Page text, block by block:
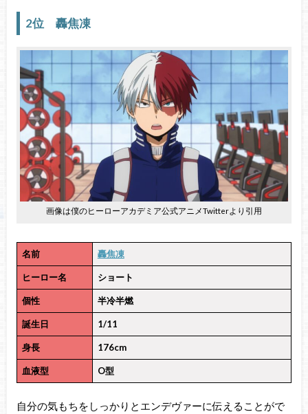
2位 轟焦凍
画像は僕のヒーローアカデミア公式アニメTwitterより引用
名前 轟焦凍
ヒーロー名 ショート
個性 半冷半燃
誕生日 1/11
身長 176cm
血液型 O型
自分の気もちをしっかりとエンデヴァーに伝えることがで